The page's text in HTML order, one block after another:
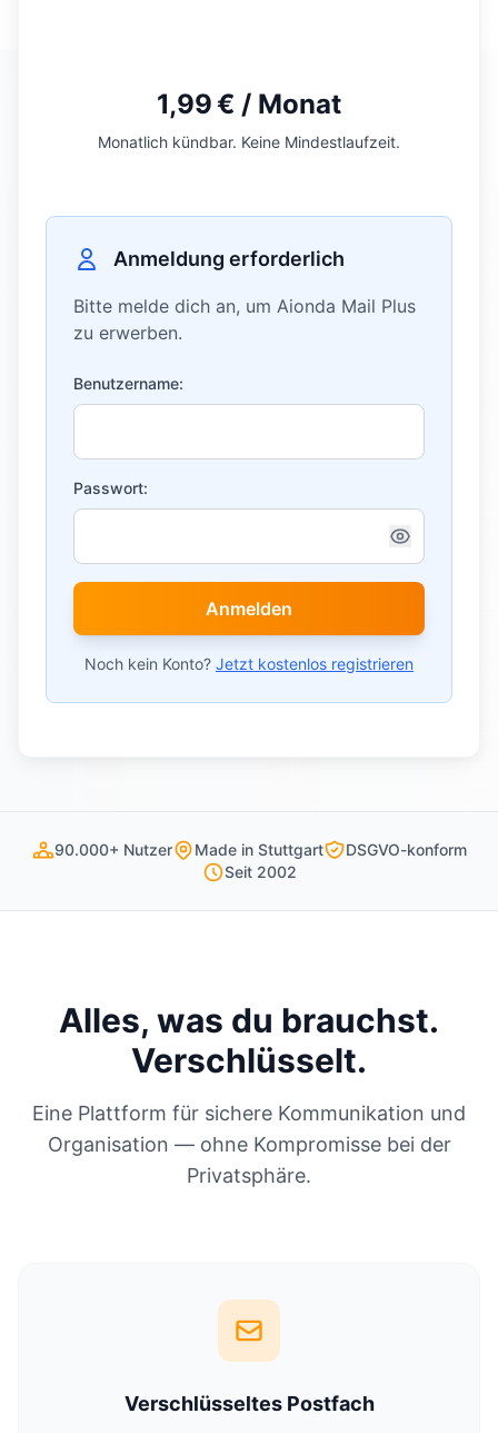
1,99 € / Monat
Monatlich kündbar. Keine Mindestlaufzeit.
Anmeldung erforderlich
Bitte melde dich an, um Aionda Mail Plus
zu erwerben.
Benutzername:
Passwort:
Anmelden
Noch kein Konto? Jetzt kostenlos registrieren
90.000+ Nutzer Made in Stuttgart
DSGVO-konform
Seit 2002
Alles, was du brauchst.
Verschlüsselt.
Eine Plattform für sichere Kommunikation und
Organisation — ohne Kompromisse bei der
Privatsphäre.
Verschlüsseltes Postfach